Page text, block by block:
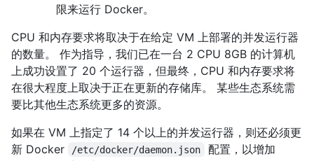
限来运行 Docker。
CPU 和内存要求将取决于在给定 VM 上部署的并发运行器
的数量。 作为指导，我们已在一台 2 CPU 8GB 的计算机
上成功设置了 20 个运行器，但最终，CPU 和内存要求将
在很大程度上取决于正在更新的存储库。 某些生态系统需
要比其他生态系统更多的资源。
如果在 VM 上指定了 14 个以上的并发运行器，则还必须更
新 Docker
/etc/docker/daemon.json
配置，以增加